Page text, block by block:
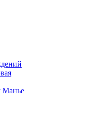
Манье